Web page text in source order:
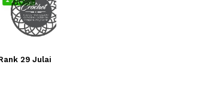
29 Julai